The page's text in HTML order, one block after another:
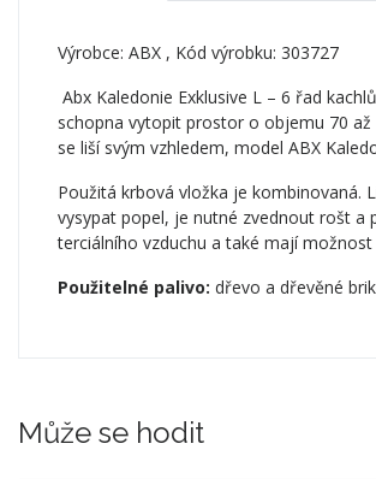
Výrobce: ABX , Kód výrobku: 303727
Abx Kaledonie Exklusive L – 6 řad
schopna vytopit prostor o objemu 70
se liší svým vzhledem, model ABX
Použitá krbová vložka je kombinovaná.
vysypat popel, je nutné zvednout rošt a
terciálního vzduchu a také mají
Použitelné palivo: dřevo a dřevěné
Může se hodit